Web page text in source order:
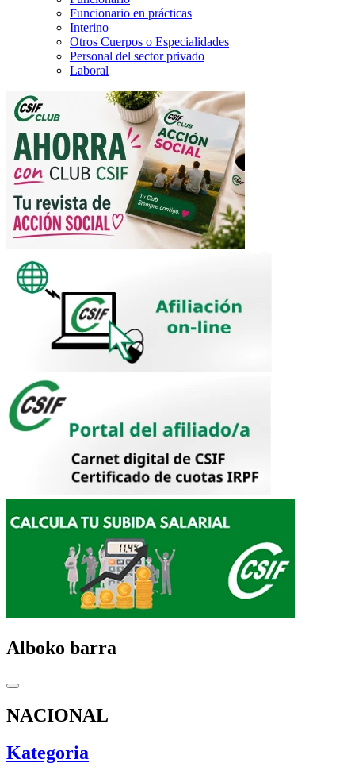
Funcionario en prácticas
Interino
Otros Cuerpos o Especialidades
Personal del sector privado
Laboral
Alboko barra
NACIONAL
Kategoria